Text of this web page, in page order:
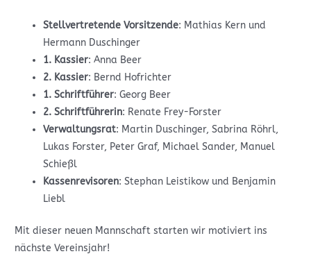
Stellvertretende Vorsitzende: Mathias Kern und
Hermann Duschinger
1. Kassier: Anna Beer
2. Kassier: Bernd Hofrichter
1. Schriftführer: Georg Beer
2. Schriftführerin: Renate Frey-Forster
Verwaltungsrat: Martin Duschinger, Sabrina Röhrl,
Lukas Forster, Peter Graf, Michael Sander, Manuel
Schießl
Kassenrevisoren: Stephan Leistikow und Benjamin
Liebl
Mit dieser neuen Mannschaft starten wir motiviert ins
nächste Vereinsjahr!